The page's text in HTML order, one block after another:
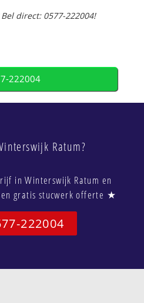
direct: 0577-222004!
222004
Ratum?
in Winterswijk Ratum en
gratis stucwerk offerte ★
222004